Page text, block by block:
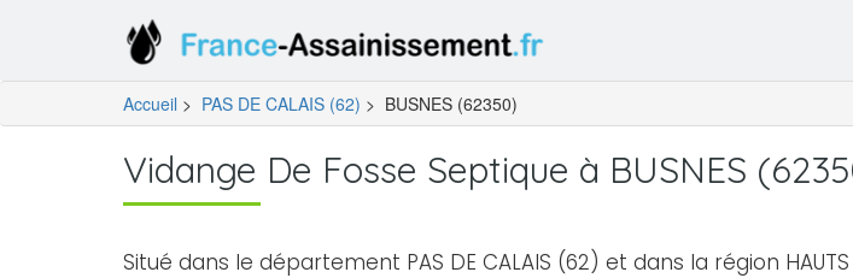
Accueil > PAS DE CALAIS (62) > BUSNES (62350)
Vidange De Fosse Septique à BUSNES
Situé dans le département PAS DE CALAIS (62) et dans la région HAUTS